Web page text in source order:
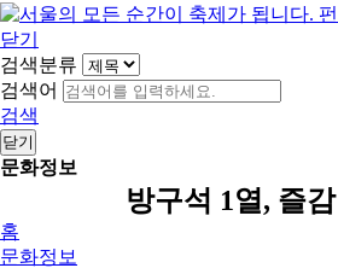
닫기
검색분류
검색어
검색
닫기
문화정보
방구석 1열, 즐
홈
문화정보